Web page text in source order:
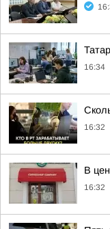
16:34
16:32
В
16:32